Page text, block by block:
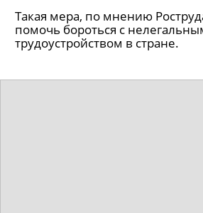
Такая мера, по мнению
помочь бороться с
трудоустройством в стране.